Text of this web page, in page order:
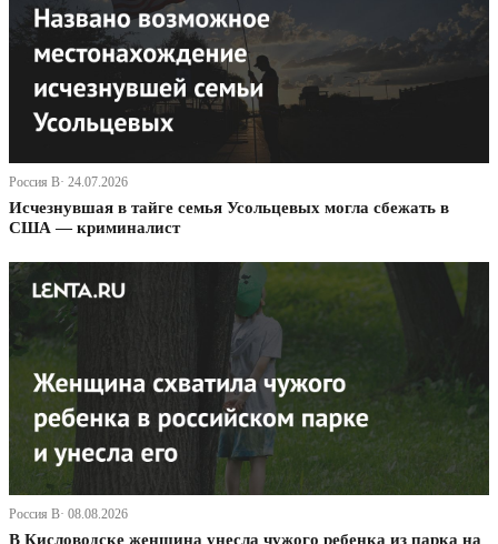
Россия В· 24.07.2026
Исчезнувшая в тайге семья Усольцевых могла сбежать в
США — криминалист
Россия В· 08.08.2026
В Кисловодске женщина унесла чужого ребенка из парка на